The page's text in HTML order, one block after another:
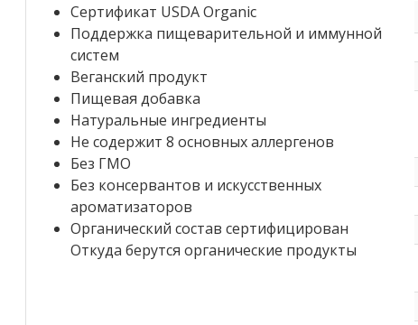
Сертификат USDA Organic
Поддержка пищеварительной и иммунной
систем
Веганский продукт
Пищевая добавка
Натуральные ингредиенты
Не содержит 8 основных аллергенов
Без ГМО
Без консервантов и искусственных
ароматизаторов
Органический состав сертифицирован
Откуда берутся органические продукты